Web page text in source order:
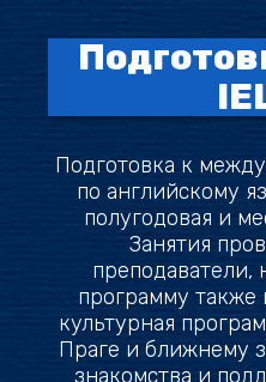
Подготовка к
по английскому
полугодовая и
Занятия
преподаватели,
программу также
культурная
Праге и ближнему
знакомства и